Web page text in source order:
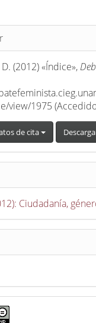
(2012) «Índice»,
view/1975
de cita
Ciudadanía,